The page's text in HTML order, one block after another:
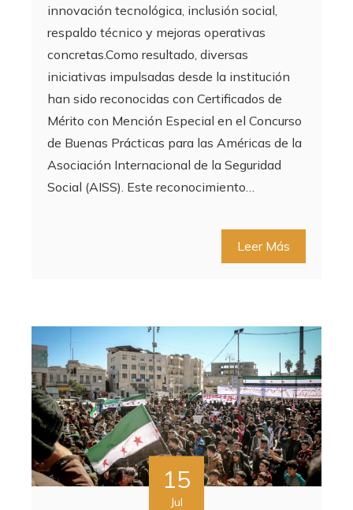
innovación tecnológica, inclusión social,
respaldo técnico y mejoras operativas
concretas.Como resultado, diversas
iniciativas impulsadas desde la institución
han sido reconocidas con Certificados de
Mérito con Mención Especial en el Concurso
de Buenas Prácticas para las Américas de la
Asociación Internacional de la Seguridad
Social (AISS). Este reconocimiento…
Leer Más
15
Jul